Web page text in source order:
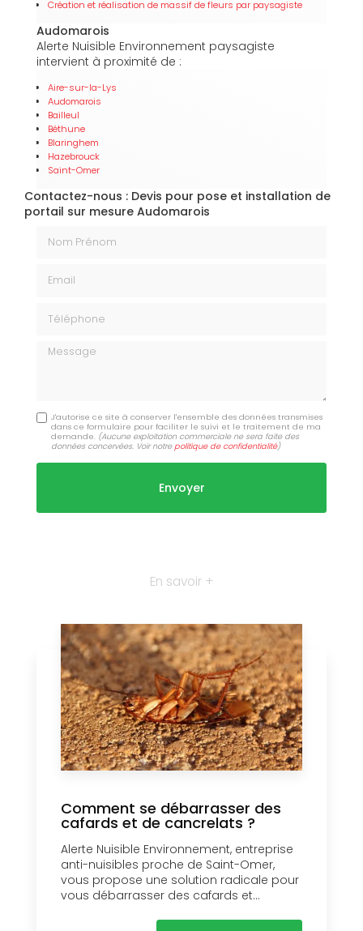
Création et réalisation de massif de fleurs par paysagiste
Audomarois
Alerte Nuisible Environnement paysagiste
intervient à proximité de :
Aire-sur-la-Lys
Audomarois
Bailleul
Béthune
Blaringhem
Hazebrouck
Saint-Omer
Contactez-nous : Devis pour pose et installation de
portail sur mesure Audomarois
Message
J'autorise ce site à conserver l'ensemble des données transmises
dans ce formulaire pour faciliter le suivi et le traitement de ma
demande. (Aucune exploitation commerciale ne sera faite des
données concervées. Voir notrepolitique de confidentialité)
En savoir +
Comment se débarrasser des
cafards et de cancrelats ?
Alerte Nuisible Environnement, entreprise
anti-nuisibles proche de Saint-Omer,
vous propose une solution radicale pour
vous débarrasser des cafards et...